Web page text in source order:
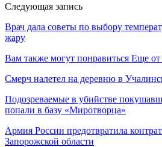
Следующая запись
Врач дала советы по выбору
жару
Вам также могут понравиться Еще от
Смерч налетел на деревню в
Подозреваемые в убийстве
попали в базу «Миротворца»
Армия России предотвратила
Запорожской области